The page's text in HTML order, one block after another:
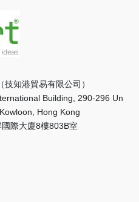
知港貿易有限公司）
Building, 290-296 Un
Hong Kong
際大廈8樓803B室